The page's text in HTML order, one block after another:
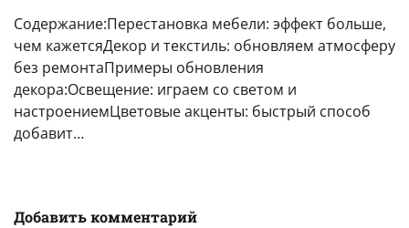
Содержание:Перестановка мебели: эффект больше,
чем кажетсяДекор и текстиль: обновляем атмосферу
без ремонтаПримеры обновления
декора:Освещение: играем со светом и
настроениемЦветовые акценты: быстрый способ
добавит…
Добавить комментарий